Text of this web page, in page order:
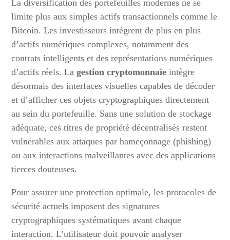
La diversification des portefeuilles modernes ne se
limite plus aux simples actifs transactionnels comme le
Bitcoin. Les investisseurs intègrent de plus en plus
d’actifs numériques complexes, notamment des
contrats intelligents et des représentations numériques
d’actifs réels. Lagestion cryptomonnaie intègre
désormais des interfaces visuelles capables de décoder
et d’afficher ces objets cryptographiques directement
au sein du portefeuille. Sans une solution de stockage
adéquate, ces titres de propriété décentralisés restent
vulnérables aux attaques par hameçonnage (phishing)
ou aux interactions malveillantes avec des applications
tierces douteuses.
Pour assurer une protection optimale, les protocoles de
sécurité actuels imposent des signatures
cryptographiques systématiques avant chaque
interaction. L’utilisateur doit pouvoir analyser